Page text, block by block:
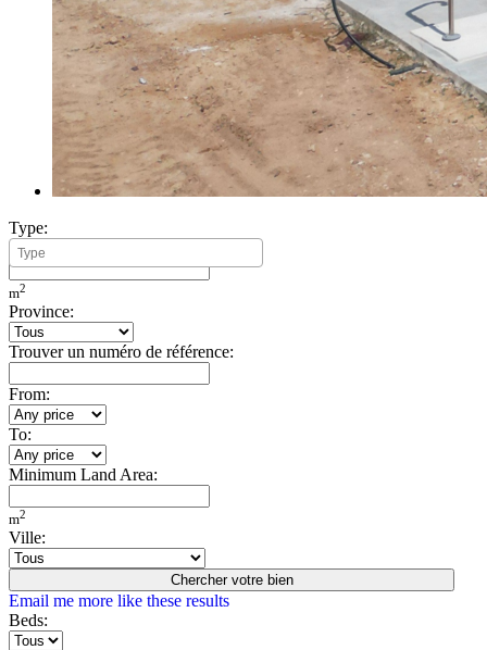
Type:
Minimum Build Area:
m2
Province:
Trouver un numéro de référence:
From:
To:
Minimum Land Area:
m2
Ville:
Chercher votre bien
Email me more like these results
Beds: